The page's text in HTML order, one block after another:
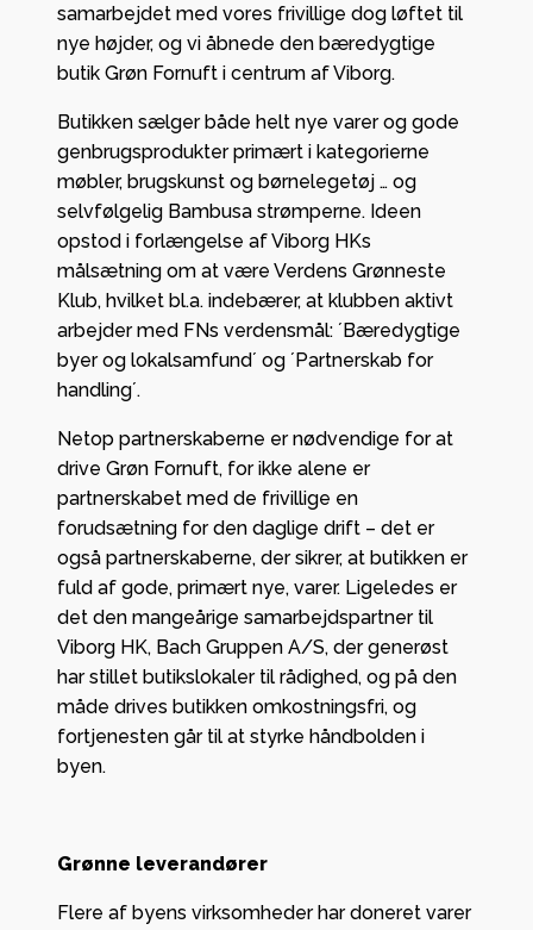
samarbejdet med vores frivillige dog løftet til
nye højder, og vi åbnede den bæredygtige
butik Grøn Fornuft i centrum af Viborg.
Butikken sælger både helt nye varer og gode
genbrugsprodukter primært i kategorierne
møbler, brugskunst og børnelegetøj … og
selvfølgelig Bambusa strømperne. Ideen
opstod i forlængelse af Viborg HKs
målsætning om at være Verdens Grønneste
Klub, hvilket bl.a. indebærer, at klubben aktivt
arbejder med FNs verdensmål: ´Bæredygtige
byer og lokalsamfund´ og ´Partnerskab for
handling´.
Netop partnerskaberne er nødvendige for at
drive Grøn Fornuft, for ikke alene er
partnerskabet med de frivillige en
forudsætning for den daglige drift – det er
også partnerskaberne, der sikrer, at butikken er
fuld af gode, primært nye, varer. Ligeledes er
det den mangeårige samarbejdspartner til
Viborg HK, Bach Gruppen A/S, der generøst
har stillet butikslokaler til rådighed, og på den
måde drives butikken omkostningsfri, og
fortjenesten går til at styrke håndbolden i
byen.
Grønne leverandører
Flere af byens virksomheder har doneret varer